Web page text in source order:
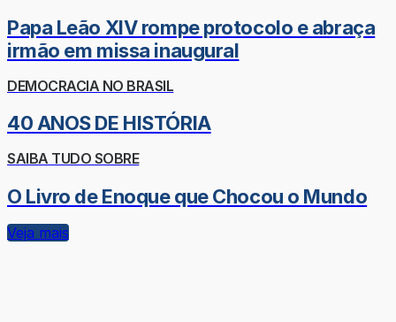
Papa Leão XIV rompe protocolo e abraça
irmão em missa inaugural
DEMOCRACIA NO BRASIL
40 ANOS DE HISTÓRIA
SAIBA TUDO SOBRE
O Livro de Enoque que Chocou o Mundo
Veja mais